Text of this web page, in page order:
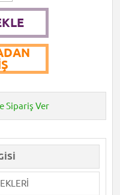
Sipariş Ver